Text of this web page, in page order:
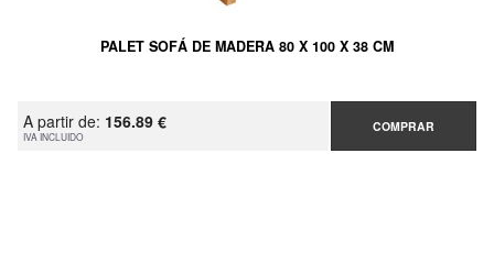
PALET SOFÁ DE MADERA 80 X 100 X 38 CM
A partir de: 156.89 €
IVA INCLUIDO
COMPRAR